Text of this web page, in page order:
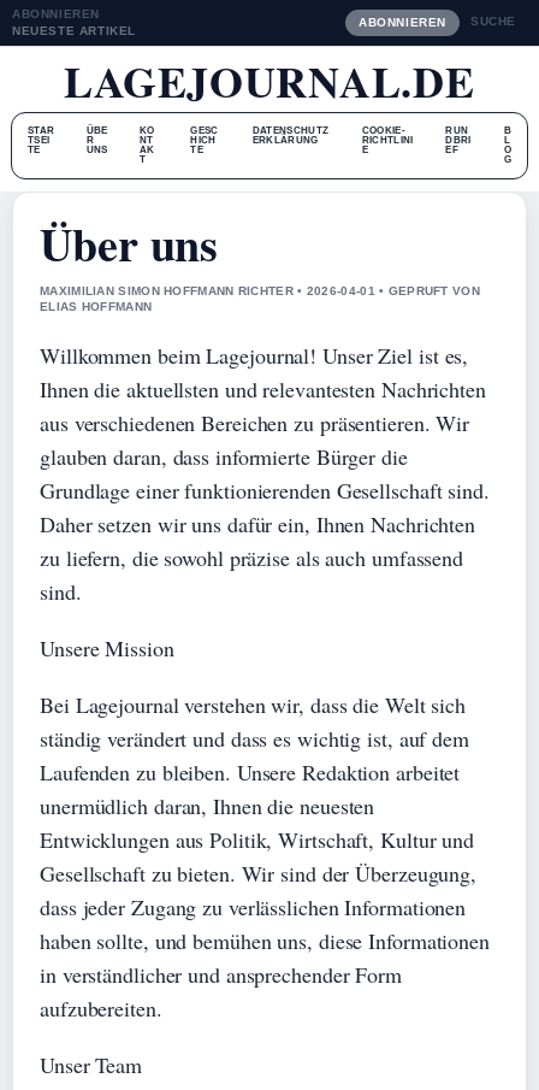
ABONNIEREN
NEUESTE ARTIKEL
ABONNIEREN SUCHE
LAGEJOURNAL.DE
STAR
TSEI
TE
ÜBE
R
UNS
KO
NT
AK
T
GESC
HICH
TE
DATENSCHUTZ
ERKLÄRUNG
COOKIE-
RICHTLINI
E
RUN
DBRI
EF
B
L
O
G
Über uns
MAXIMILIAN SIMON HOFFMANN RICHTER • 2026-04-01 • GEPRUFT VON
ELIAS HOFFMANN
Willkommen beim Lagejournal! Unser Ziel ist es,
Ihnen die aktuellsten und relevantesten Nachrichten
aus verschiedenen Bereichen zu präsentieren. Wir
glauben daran, dass informierte Bürger die
Grundlage einer funktionierenden Gesellschaft sind.
Daher setzen wir uns dafür ein, Ihnen Nachrichten
zu liefern, die sowohl präzise als auch umfassend
sind.
Unsere Mission
Bei Lagejournal verstehen wir, dass die Welt sich
ständig verändert und dass es wichtig ist, auf dem
Laufenden zu bleiben. Unsere Redaktion arbeitet
unermüdlich daran, Ihnen die neuesten
Entwicklungen aus Politik, Wirtschaft, Kultur und
Gesellschaft zu bieten. Wir sind der Überzeugung,
dass jeder Zugang zu verlässlichen Informationen
haben sollte, und bemühen uns, diese Informationen
in verständlicher und ansprechender Form
aufzubereiten.
Unser Team